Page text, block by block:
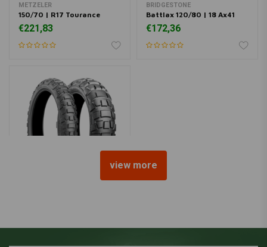
METZELER
150/70 | R17 Tourance
€221,83
BRIDGESTONE
Battlax 120/80 | 18 Ax41
€172,36
view more